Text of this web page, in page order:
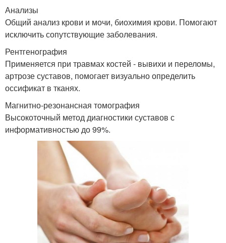
Анализы
Общий анализ крови и мочи, биохимия крови. Помогают
исключить сопутствующие заболевания.
Рентгенография
Применяется при травмах костей - вывихи и переломы,
артрозе суставов, помогает визуально определить
оссификат в тканях.
Магнитно-резонансная томография
Высокоточный метод диагностики суставов с
информативностью до 99%.